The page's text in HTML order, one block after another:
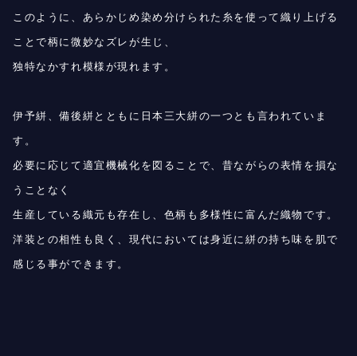
このように、あらかじめ染め分けられた糸を使って織り上げる
ことで柄に微妙なズレが生じ、
独特なかすれ模様が現れます。
伊予絣、備後絣とともに日本三大絣の一つとも言われていま
す。
必要に応じて適宜機械化を図ることで、昔ながらの表情を損な
うことなく
生産している織元も存在し、色柄も多様性に富んだ織物です。
洋装との相性も良く、現代においては身近に絣の持ち味を肌で
感じる事ができます。